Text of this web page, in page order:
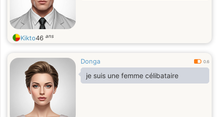
Kikto46 ans
Donga 0.6
je suis une femme célibataire